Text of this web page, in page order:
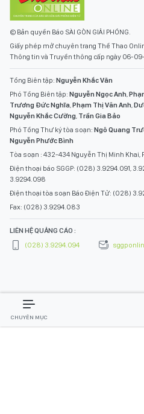
© Bản quyền Báo SÀI GÒN GIẢI PHÓNG.
Giấy phép mở chuyên trang Thể Thao
Thông tin và Truyền thông cấp ngày 06-
Tổng Biên tập: Nguyễn Khắc Văn
Phó Tổng Biên tập: Nguyễn Ngọc Anh,
Trương Đức Nghĩa,Phạm Thị Vân Anh,
Nguyễn Khắc Cường, Trần Gia Bảo
Phó Tổng Thư ký tòa soạn: Ngô Quang
Nguyễn Phước Bình
Tòa soạn : 432-434 Nguyễn Thị Minh Khai,
Điện thoại báo SGGP: (028) 3.9294.091,
3.9294.098
Điện thoại tòa soạn Báo Điện Tử: (028)
Fax: (028) 3.9294.083
LIÊN HỆ QUẢNG CÁO :
(028) 3.9294.094
CHUYÊN MỤC